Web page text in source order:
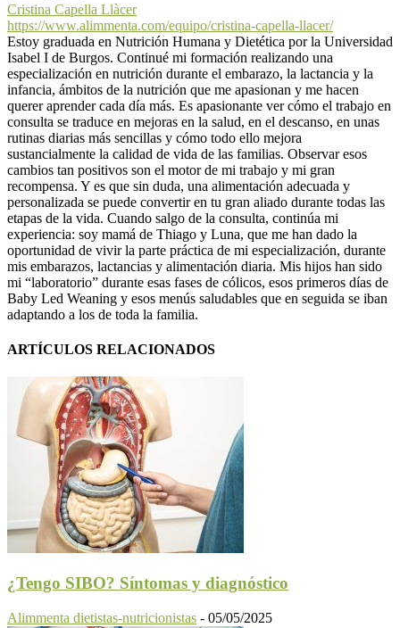
Cristina Capella Llàcer
https://www.alimmenta.com/equipo/cristina-capella-llacer/
Estoy graduada en Nutrición Humana y Dietética por la Universidad
Isabel I de Burgos. Continué mi formación realizando una
especialización en nutrición durante el embarazo, la lactancia y la
infancia, ámbitos de la nutrición que me apasionan y me hacen
querer aprender cada día más. Es apasionante ver cómo el trabajo en
consulta se traduce en mejoras en la salud, en el descanso, en unas
rutinas diarias más sencillas y cómo todo ello mejora
sustancialmente la calidad de vida de las familias. Observar esos
cambios tan positivos son el motor de mi trabajo y mi gran
recompensa. Y es que sin duda, una alimentación adecuada y
personalizada se puede convertir en tu gran aliado durante todas las
etapas de la vida. Cuando salgo de la consulta, continúa mi
experiencia: soy mamá de Thiago y Luna, que me han dado la
oportunidad de vivir la parte práctica de mi especialización, durante
mis embarazos, lactancias y alimentación diaria. Mis hijos han sido
mi “laboratorio” durante esas fases de cólicos, esos primeros días de
Baby Led Weaning y esos menús saludables que en seguida se iban
adaptando a los de toda la familia.
ARTÍCULOS RELACIONADOS
¿Tengo SIBO? Síntomas y diagnóstico
Alimmenta dietistas-nutricionistas - 05/05/2025